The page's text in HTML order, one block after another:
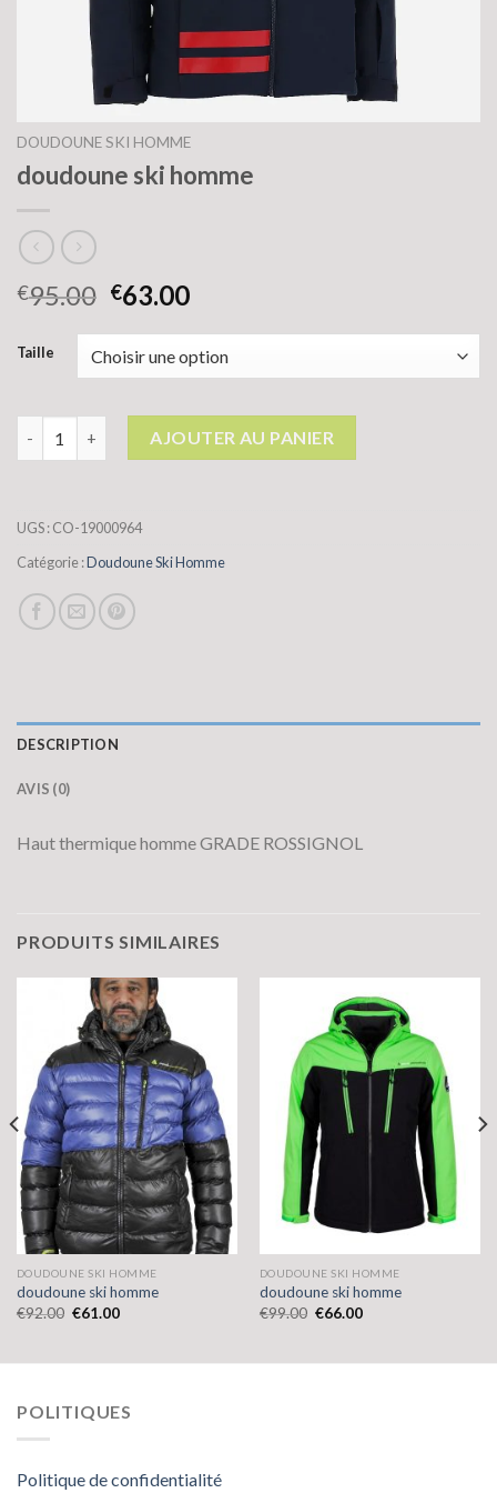
DOUDOUNE SKI HOMME
doudoune ski homme
€95.00 €63.00
Taille
quantité de doudoune ski homme
AJOUTER AU PANIER
UGS :CO-19000964
Catégorie :Doudoune Ski Homme
DESCRIPTION
AVIS (0)
Haut thermique homme GRADE ROSSIGNOL
PRODUITS SIMILAIRES
DOUDOUNE SKI HOMME
doudoune ski homme
€92.00 €61.00
DOUDOUNE SKI HOMME
doudoune ski homme
€99.00 €66.00
POLITIQUES
Politique de confidentialité